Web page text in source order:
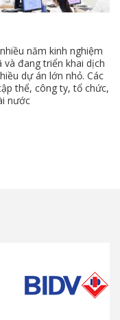
năm kinh nghiệm
đang triển khai dịch
dự án lớn nhỏ. Các
thể, công ty, tổ chức,
nước